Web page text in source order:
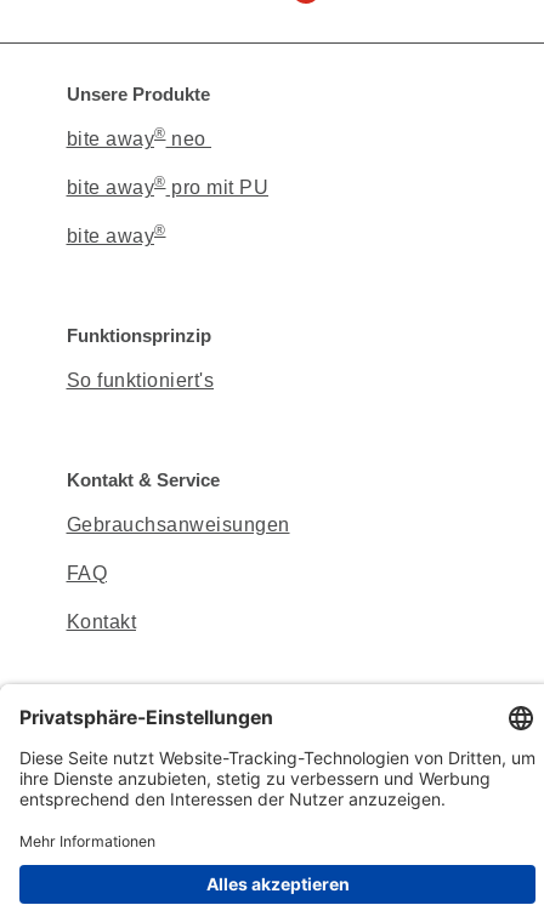
Unsere Produkte
bite away®neo
bite away®pro mit PU
bite away®
Funktionsprinzip
So funktioniert's
Kontakt & Service
Gebrauchsanweisungen
FAQ
Kontakt
© 2026 mibeTec GmbH
Sitemap Datenschutz Impressum